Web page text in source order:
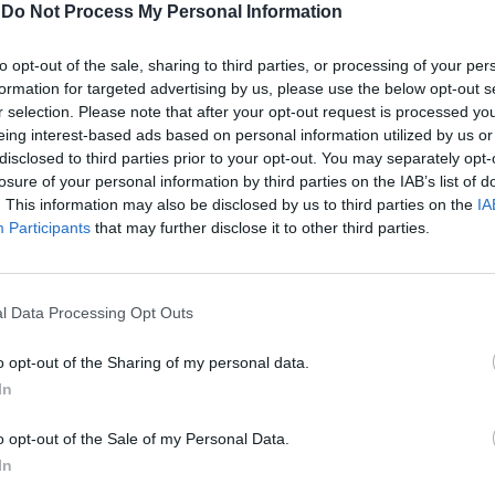
Do Not Process My Personal Information
opt-out of the sale, sharing to third parties, or processing of your
for targeted advertising by us, please use the below opt-out
selection. Please note that after your opt-out request is processed
interest-based ads based on personal information utilized by us
to third parties prior to your opt-out. You may separately
of your personal information by third parties on the IAB’s list of
This information may also be disclosed by us to third parties on the
Participants that may further disclose it to other third parties.
Data Processing Opt Outs
opt-out of the Sharing of my personal data.
opt-out of the Sale of my Personal Data.
alla politica estera: “Sia sull'Ucraina sia
abbiamo sempre mantenuto la stessa
chiaro chi è l'aggredito e chi
e siamo la nazione che ha contribuito
a inviare aiuti umanitari nella Striscia.
invece assistiamo a un paradosso.
per cui - spiega ancora Meloni - la
i principali interlocutori in Medio
l'accordo di pace, in Aula
si rifiutava di votare la mozione.